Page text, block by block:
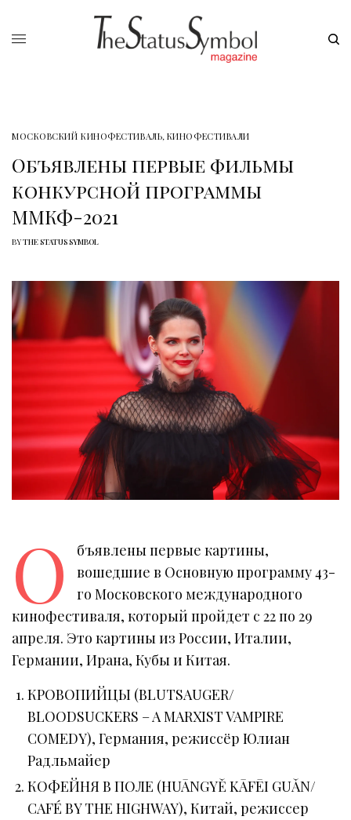
МОСКОВСКИЙ КИНОФЕСТИВАЛЬ, КИНОФЕСТИВАЛИ
Объявлены первые фильмы
конкурсной программы
ММКФ-2021
BYTHE STATUS SYMBOL
О
бъявлены первые картины,
вошедшие в Основную программу 43-
го Московского международного
кинофестиваля, который пройдет с 22 по 29
апреля. Это картины из России, Италии,
Германии, Ирана, Кубы и Китая.
КРОВОПИЙЦЫ (BLUTSAUGER/
BLOODSUCKERS – A MARXIST VAMPIRE
COMEDY), Германия, режиссёр Юлиан
Радльмайер
КОФЕЙНЯ В ПОЛЕ (HUĀNGYĚ KĀFĒI GUǍN/
CAFÉ BY THE HIGHWAY), Китай, режиссер